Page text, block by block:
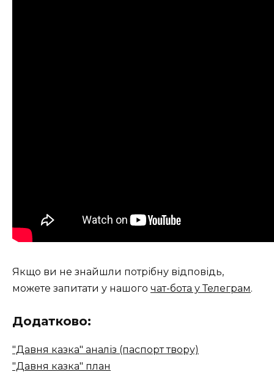
Якщо ви не знайшли потрібну відповідь,
можете запитати у нашого чат-бота у Телеграм.
Додатково:
"Давня казка" аналіз (паспорт твору)
"Давня казка" план